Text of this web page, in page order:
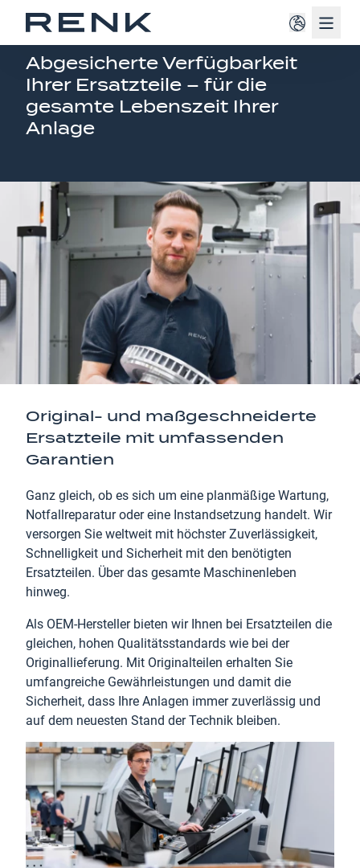
SERVICE FÜR DIE INDUSTRIE
Abgesicherte Verfügbarkeit
Ihrer Ersatzteile – für die
gesamte Lebenszeit Ihrer
Anlage
Original- und maßgeschneiderte
Ersatzteile mit umfassenden
Garantien
Ganz gleich, ob es sich um eine planmäßige Wartung,
Notfallreparatur oder eine Instandsetzung handelt. Wir
versorgen Sie weltweit mit höchster Zuverlässigkeit,
Schnelligkeit und Sicherheit mit den benötigten
Ersatzteilen. Über das gesamte Maschinenleben
hinweg.
Als OEM-Hersteller bieten wir Ihnen bei Ersatzteilen die
gleichen, hohen Qualitätsstandards wie bei der
Originallieferung. Mit Originalteilen erhalten Sie
umfangreiche Gewährleistungen und damit die
Sicherheit, dass Ihre Anlagen immer zuverlässig und
auf dem neuesten Stand der Technik bleiben.